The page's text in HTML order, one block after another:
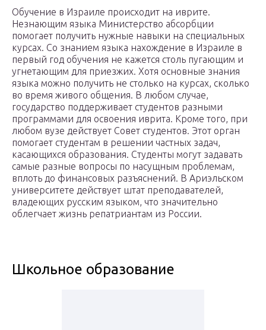
Обучение в Израиле происходит на иврите.
Незнающим языка Министерство абсорбции
помогает получить нужные навыки на специальных
курсах. Со знанием языка нахождение в Израиле в
первый год обучения не кажется столь пугающим и
угнетающим для приезжих. Хотя основные знания
языка можно получить не столько на курсах, сколько
во время живого общения. В любом случае,
государство поддерживает студентов разными
программами для освоения иврита. Кроме того, при
любом вузе действует Совет студентов. Этот орган
помогает студентам в решении частных задач,
касающихся образования. Студенты могут задавать
самые разные вопросы по насущным проблемам,
вплоть до финансовых разъяснений. В Ариэльском
университете действует штат преподавателей,
владеющих русским языком, что значительно
облегчает жизнь репатриантам из России.
Школьное образование